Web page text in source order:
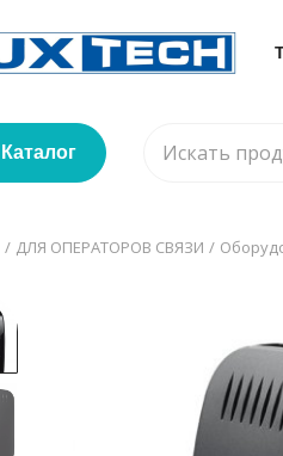
Каталог
ДЛЯ ОПЕРАТОРОВ СВЯЗИ